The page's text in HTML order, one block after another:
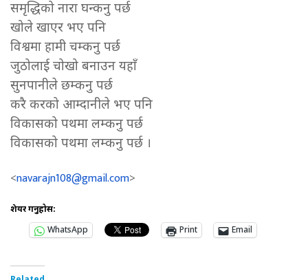
समृद्धिको नारा घन्कनु पर्छ
खोले खाएर भए पनि
विश्वमा हामी चम्कनु पर्छ
जुठोलाई चोखो बनाउन यहाँ
सुनपानीले छम्कनु पर्छ
करै करको आम्दानीले भए पनि
विकासको पथमा लम्कनु पर्छ
विकासको पथमा लम्कनु पर्छ ।
<navarajn108@gmail.com>
शेयर गर्नुहोस:
WhatsApp
Print Email